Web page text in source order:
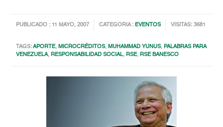
PUBLICADO : 11 MAYO, 2007 CATEGORIA : EVENTOS VISITAS: 3681
TAGS:APORTE,MICROCRÉDITOS,MUHAMMAD YUNUS, PALABRAS PARA
VENEZUELA, RESPONSABILIDAD SOCIAL, RSE, RSE BANESCO